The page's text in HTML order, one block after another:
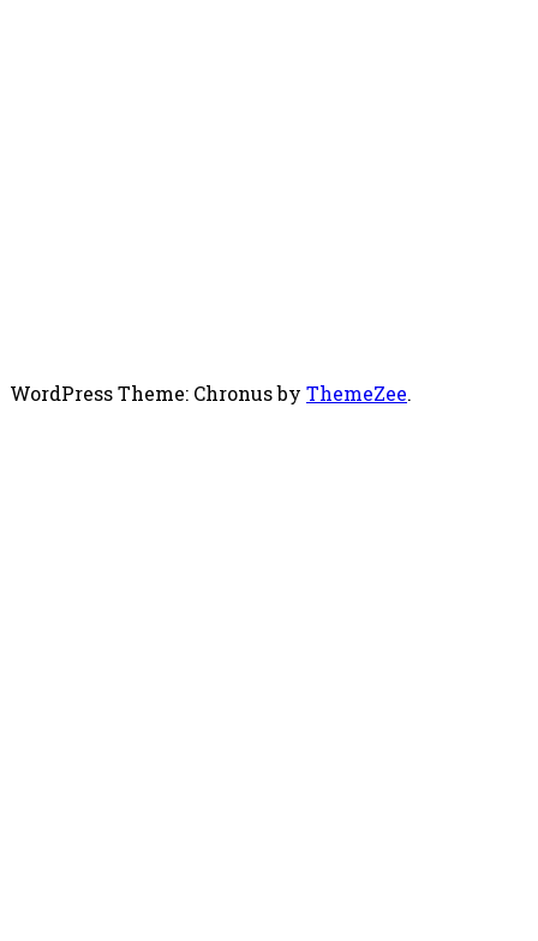
WordPress Theme: Chronus by ThemeZee.